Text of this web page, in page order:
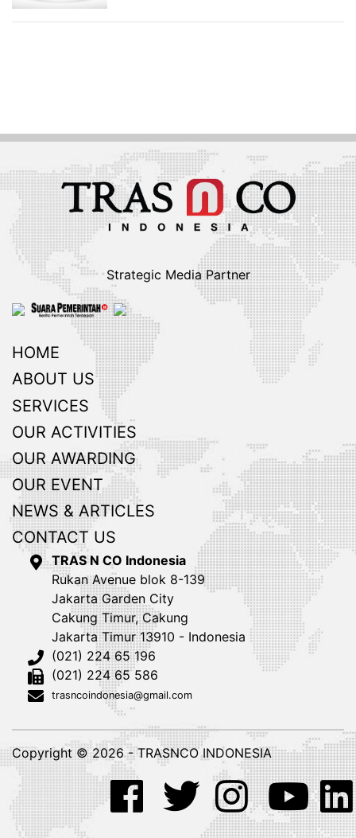
Strategic Media Partner
HOME
ABOUT US
SERVICES
OUR ACTIVITIES
OUR AWARDING
OUR EVENT
NEWS & ARTICLES
CONTACT US
TRAS N CO Indonesia
Rukan Avenue blok 8-139
Jakarta Garden City
Cakung Timur, Cakung
Jakarta Timur 13910 - Indonesia
(021) 224 65 196
(021) 224 65 586
trasncoindonesia@gmail.com
Copyright © 2026 - TRASNCO INDONESIA